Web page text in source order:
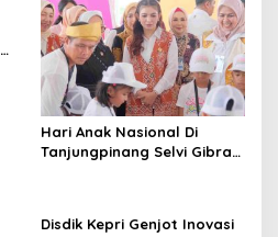
Hari Anak Nasional Di
Tanjungpinang Selvi Gibran
Disdik Kepri Genjot Inovasi